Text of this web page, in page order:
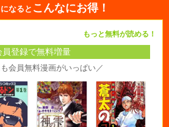
になると こんなにお得！
もっと無料が読める！
員登録で無料増量
会員無料漫画がいっぱい／